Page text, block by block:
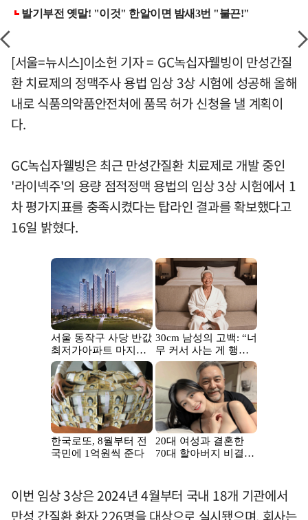
[서울=뉴시스]이소헌 기자 = GC녹십자웰빙이 만성간질
환 치료제의 정맥주사 용법 임상 3상 시험에 성공해 올해
내로 식품의약품안전처에 품목 허가 신청을 낼 계획이
다.
GC녹십자웰빙은 최근 만성간질환 치료제로 개발 중인
'라이넥주'의 용량 점적정맥 용법의 임상 3상 시험에서 1
차 평가지표를 충족시켰다는 탑라인 결과를 확보했다고
16일 밝혔다.
이번 임상 3상은 2024년 4월부터 국내 18개 기관에서
만성 간질환 환자 226명을 대상으로 실시됐으며, 회사는